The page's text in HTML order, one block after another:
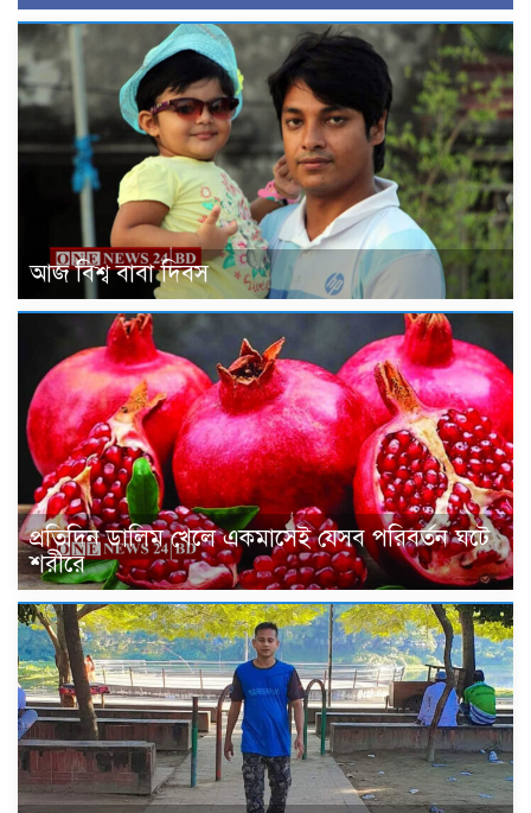
আজ বিশ্ব বাবা দিবস
প্রতিদিন ডালিম খেলে একমাসেই যেসব পরিবর্তন ঘটে
শরীরে